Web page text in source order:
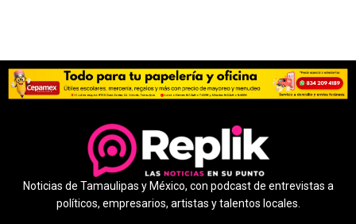
Noticias de Tamaulipas y México, con podcast de entrevistas a
políticos, empresarios, artistas y talentos locales.